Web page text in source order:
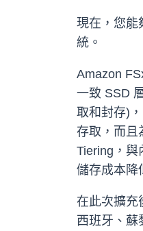
現在，您能
統。
Amazon
一致 SSD
取和封存)
存取，而且
Tiering，與
儲存成本降
在此次擴充
西班牙、